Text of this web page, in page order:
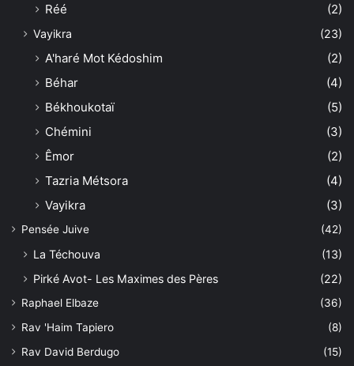
Réé
(2)
Vayikra (23)
A'haré Mot Kédoshim
(2)
Béhar
(4)
Békhoukotaï
(5)
Chémini
(3)
Êmor
(2)
Tazria Métsora
(4)
Vayikra
(3)
Pensée Juive (42)
La Téchouva
(13)
Pirké Avot- Les Maximes des Pères
(22)
Raphael Elbaze
(36)
Rav 'Haim Tapiero
(8)
Rav David Berdugo
(15)